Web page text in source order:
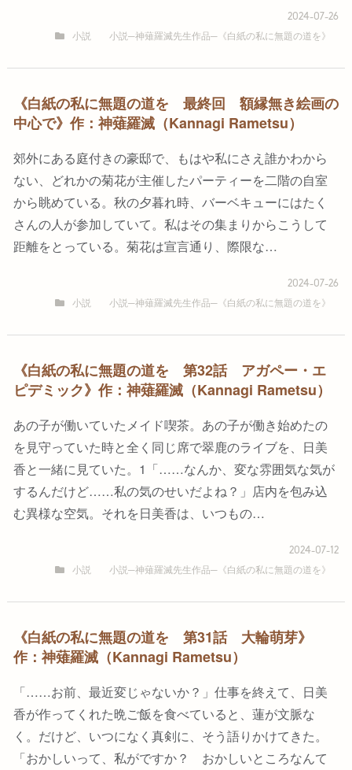
2024-07-26
小説 小説─神薙羅滅先生作品─《白紙の私に無題の道を》
《白紙の私に無題の道を 最終回 額縁無き絵画の
中心で》作：神薙羅滅（Kannagi Rametsu）
郊外にある庭付きの豪邸で、もはや私にさえ誰かわから
ない、どれかの菊花が主催したパーティーを二階の自室
から眺めている。秋の夕暮れ時、バーベキューにはたく
さんの人が参加していて。私はその集まりからこうして
距離をとっている。菊花は宣言通り、際限な…
2024-07-26
小説 小説─神薙羅滅先生作品─《白紙の私に無題の道を》
《白紙の私に無題の道を 第32話 アガペー・エ
ピデミック》作：神薙羅滅（Kannagi Rametsu）
あの子が働いていたメイド喫茶。あの子が働き始めたの
を見守っていた時と全く同じ席で翠鹿のライブを、日美
香と一緒に見ていた。1「……なんか、変な雰囲気な気が
するんだけど……私の気のせいだよね？」店内を包み込
む異様な空気。それを日美香は、いつもの…
2024-07-12
小説 小説─神薙羅滅先生作品─《白紙の私に無題の道を》
《白紙の私に無題の道を 第31話 大輪萌芽》
作：神薙羅滅（Kannagi Rametsu）
「……お前、最近変じゃないか？」仕事を終えて、日美
香が作ってくれた晩ご飯を食べていると、蓮が文脈な
く。だけど、いつになく真剣に、そう語りかけてきた。
「おかしいって、私がですか？ おかしいところなんて